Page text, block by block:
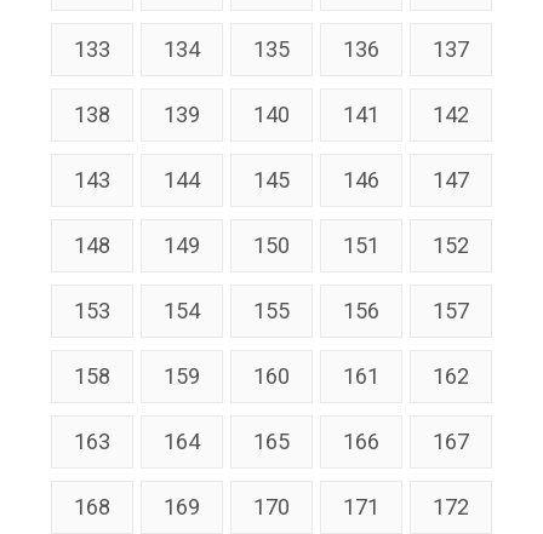
133 134 135 136 137
138 139 140 141 142
143 144 145 146 147
148 149 150 151 152
153 154 155 156 157
158 159 160 161 162
163 164 165 166 167
168 169 170 171 172